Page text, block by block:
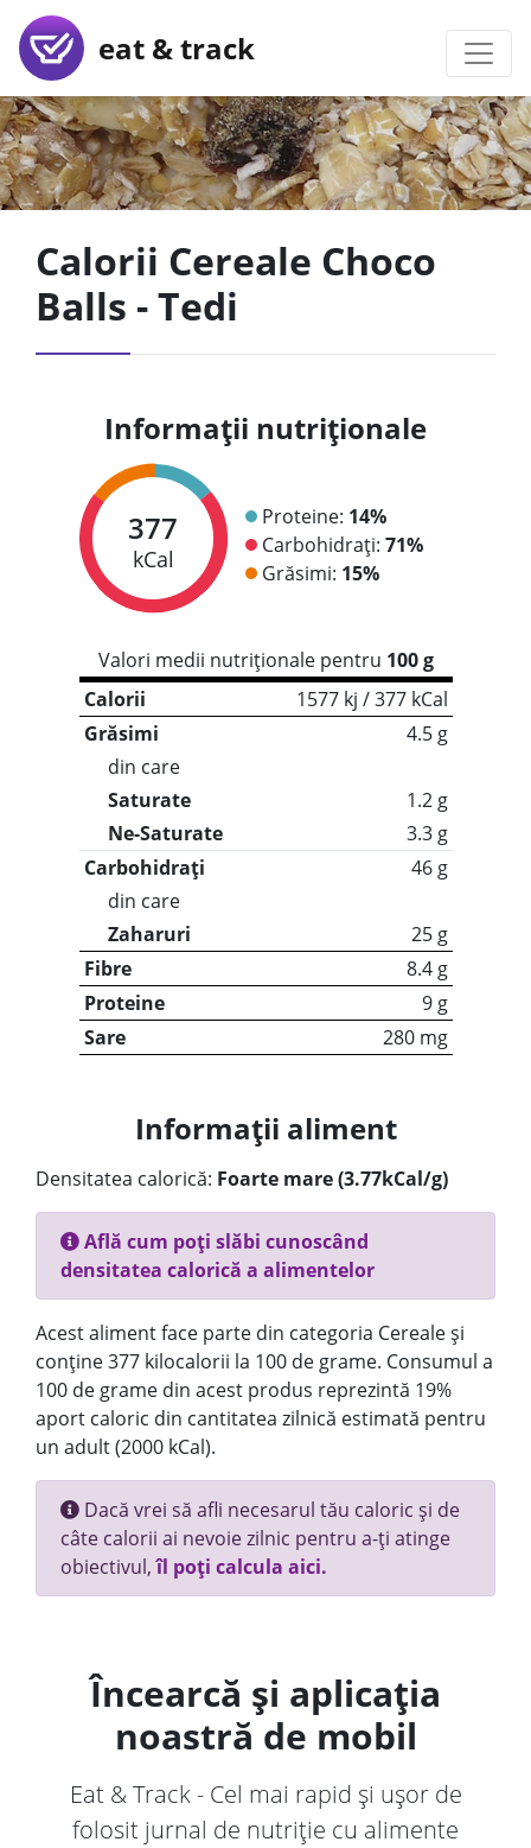
eat & track
Calorii Cereale Choco
Balls - Tedi
Informații nutriționale
377
kCal
Proteine: 14%
Carbohidrați: 71%
Grăsimi: 15%
Valori medii nutriționale pentru 100 g
Calorii
1577 kj / 377 kCal
Grăsimi
4.5 g
din care
Saturate
1.2 g
Ne-Saturate
3.3 g
Carbohidrați
46 g
din care
Zaharuri
25 g
Fibre
8.4 g
Proteine
9 g
Sare
280 mg
Informații aliment
Densitatea calorică: Foarte mare (3.77kCal/g)
Află cum poți slăbi cunoscând
densitatea calorică a alimentelor
Acest aliment face parte din categoria Cereale și
conține 377 kilocalorii la 100 de grame. Consumul a
100 de grame din acest produs reprezintă 19%
aport caloric din cantitatea zilnică estimată pentru
un adult (2000 kCal).
Dacă vrei să afli necesarul tău caloric și de
câte calorii ai nevoie zilnic pentru a-ți atinge
obiectivul,îl poți calcula aici.
Încearcă și aplicația
noastră de mobil
Eat & Track - Cel mai rapid și ușor de
folosit jurnal de nutriție cu alimente